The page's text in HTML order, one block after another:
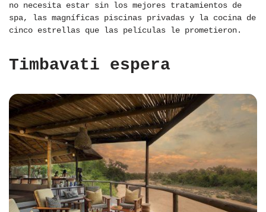
no necesita estar sin los mejores tratamientos de
spa, las magníficas piscinas privadas y la cocina de
cinco estrellas que las películas le prometieron.
Timbavati espera